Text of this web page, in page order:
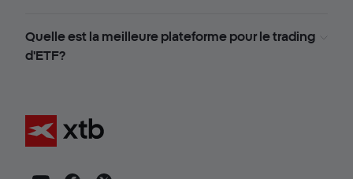
Quelle est la meilleure plateforme pour le trading
d'ETF?